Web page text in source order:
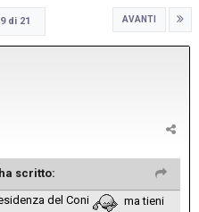
AVANTI
di 21
ha scritto:
del Coni
ma tieni